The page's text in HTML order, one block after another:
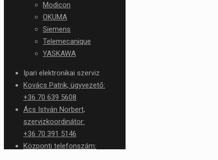
Modicon
OKUMA
Siemens
Telemecanique
YASKAWA
Ipari elektronikai szerviz
Kovács Patrik, ügyvezető:
+36 70 639 5608
Ács István Norbert,
szervizkoordinátor:
+36 70 391 5146
Központi telefonszám: